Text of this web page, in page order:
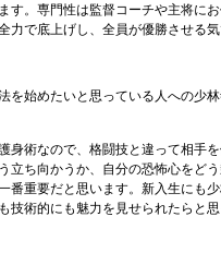
す。専門性は監督コーチや主将に
力で底上げし、全員が優勝させる気
を始めたいと思っている人への少
身術なので、格闘技と違って相手
立ち向かうか、自分の恐怖心をど
番重要だと思います。新入生にも
技術的にも魅力を見せられたらと思